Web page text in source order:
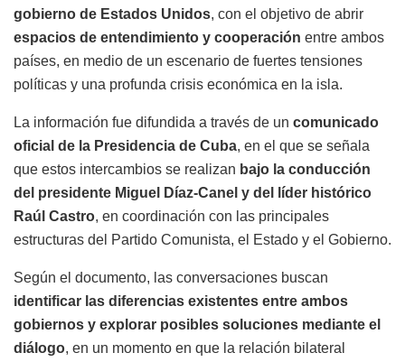
gobierno de Estados Unidos, con el objetivo de abrir
espacios de entendimiento y cooperación entre ambos
países, en medio de un escenario de fuertes tensiones
políticas y una profunda crisis económica en la isla.
La información fue difundida a través de un comunicado
oficial de la Presidencia de Cuba, en el que se señala
que estos intercambios se realizan bajo la conducción
del presidente Miguel Díaz-Canel y del líder histórico
Raúl Castro, en coordinación con las principales
estructuras del Partido Comunista, el Estado y el Gobierno.
Según el documento, las conversaciones buscan
identificar las diferencias existentes entre ambos
gobiernos y explorar posibles soluciones mediante el
diálogo, en un momento en que la relación bilateral